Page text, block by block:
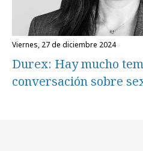
viernes, 27 de diciembre 2024
Durex: Hay mucho
conversación sobre